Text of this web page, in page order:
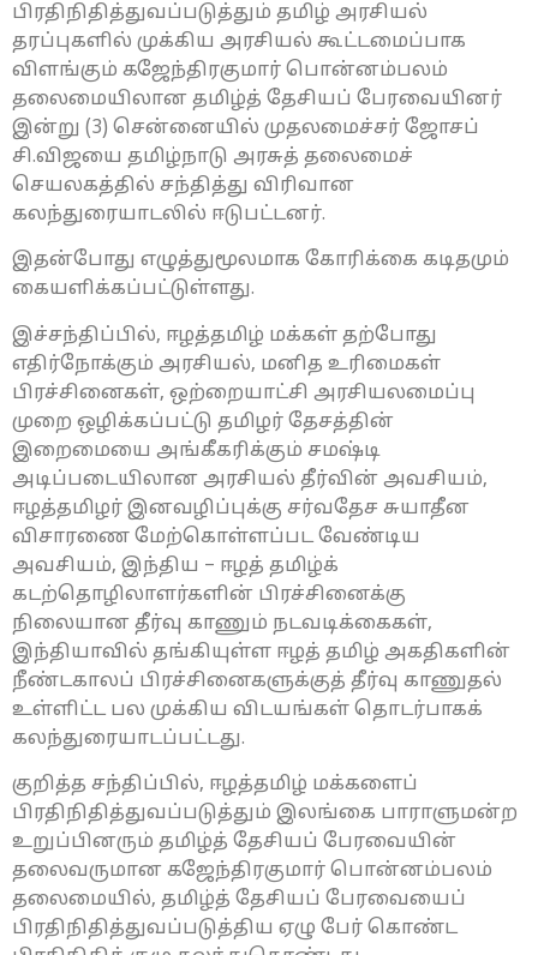
பிரதிநிதித்துவப்படுத்தும் தமிழ் அரசியல்
தரப்புகளில் முக்கிய அரசியல் கூட்டமைப்பாக
விளங்கும் கஜேந்திரகுமார் பொன்னம்பலம்
தலைமையிலான தமிழ்த் தேசியப் பேரவையினர்
இன்று (3) சென்னையில் முதலமைச்சர் ஜோசப்
சி.விஜயை தமிழ்நாடு அரசுத் தலைமைச்
செயலகத்தில் சந்தித்து விரிவான
கலந்துரையாடலில் ஈடுபட்டனர்.
இதன்போது எழுத்துமூலமாக கோரிக்கை கடிதமும்
கையளிக்கப்பட்டுள்ளது.
இச்சந்திப்பில், ஈழத்தமிழ் மக்கள் தற்போது
எதிர்நோக்கும் அரசியல், மனித உரிமைகள்
பிரச்சினைகள், ஒற்றையாட்சி அரசியலமைப்பு
முறை ஒழிக்கப்பட்டு தமிழர் தேசத்தின்
இறைமையை அங்கீகரிக்கும் சமஷ்டி
அடிப்படையிலான அரசியல் தீர்வின் அவசியம்,
ஈழத்தமிழர் இனவழிப்புக்கு சர்வதேச சுயாதீன
விசாரணை மேற்கொள்ளப்பட வேண்டிய
அவசியம், இந்திய – ஈழத் தமிழ்க்
கடற்தொழிலாளர்களின் பிரச்சினைக்கு
நிலையான தீர்வு காணும் நடவடிக்கைகள்,
இந்தியாவில் தங்கியுள்ள ஈழத் தமிழ் அகதிகளின்
நீண்டகாலப் பிரச்சினைகளுக்குத் தீர்வு காணுதல்
உள்ளிட்ட பல முக்கிய விடயங்கள் தொடர்பாகக்
கலந்துரையாடப்பட்டது.
குறித்த சந்திப்பில், ஈழத்தமிழ் மக்களைப்
பிரதிநிதித்துவப்படுத்தும் இலங்கை பாராளுமன்ற
உறுப்பினரும் தமிழ்த் தேசியப் பேரவையின்
தலைவருமான கஜேந்திரகுமார் பொன்னம்பலம்
தலைமையில், தமிழ்த் தேசியப் பேரவையைப்
பிரதிநிதித்துவப்படுத்திய ஏழு பேர் கொண்ட